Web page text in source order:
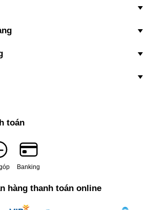
trộn lẫn với luồng không khí sạch thổi ra
mẽ từ 3 hướng, giúp
khí trong lành cho căn
toán
Banking
hàng thanh toán online